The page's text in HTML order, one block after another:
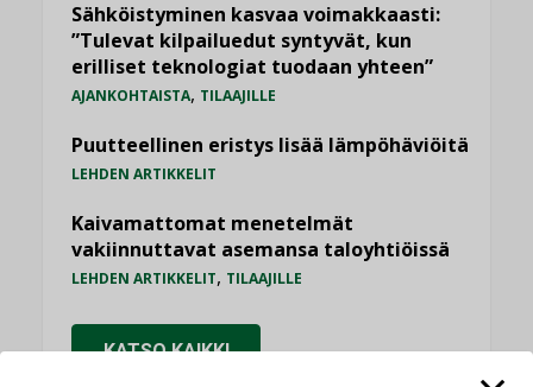
Sähköistyminen kasvaa voimakkaasti:
”Tulevat kilpailuedut syntyvät, kun
erilliset teknologiat tuodaan yhteen”
AJANKOHTAISTA, TILAAJILLE
Puutteellinen eristys lisää lämpöhäviöitä
LEHDEN ARTIKKELIT
Kaivamattomat menetelmät
vakiinnuttavat asemansa taloyhtiöissä
LEHDEN ARTIKKELIT, TILAAJILLE
KATSO KAIKKI